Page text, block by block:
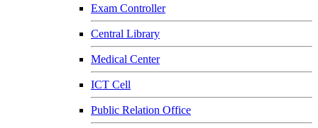
Exam Controller
Central Library
Medical Center
ICT Cell
Public Relation Office